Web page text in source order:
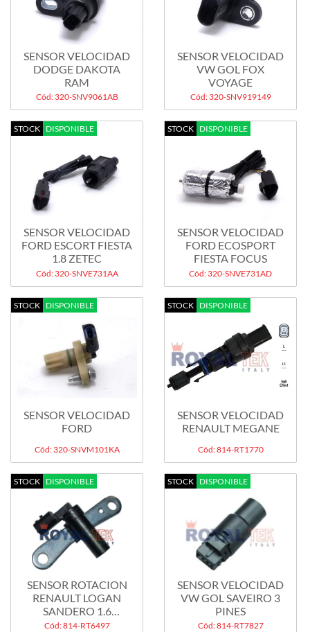
SENSOR VELOCIDAD
DODGE DAKOTA
RAM
Cód: 320-SNV9061AB
SENSOR VELOCIDAD
VW GOL FOX
VOYAGE
Cód: 320-SNV919149
STOCK DISPONIBLE
SENSOR VELOCIDAD
FORD ESCORT FIESTA
1.8 ZETEC
Cód: 320-SNVE731AA
STOCK DISPONIBLE
SENSOR VELOCIDAD
FORD ECOSPORT
FIESTA FOCUS
Cód: 320-SNVE731AD
STOCK DISPONIBLE
SENSOR VELOCIDAD
FORD
Cód: 320-SNVM101KA
STOCK DISPONIBLE
SENSOR VELOCIDAD
RENAULT MEGANE
Cód: 814-RT1770
STOCK DISPONIBLE
SENSOR ROTACION
RENAULT LOGAN
SANDERO 1.6
MOTOR...
Cód: 814-RT6497
STOCK DISPONIBLE
SENSOR VELOCIDAD
VW GOL SAVEIRO 3
PINES
Cód: 814-RT7827